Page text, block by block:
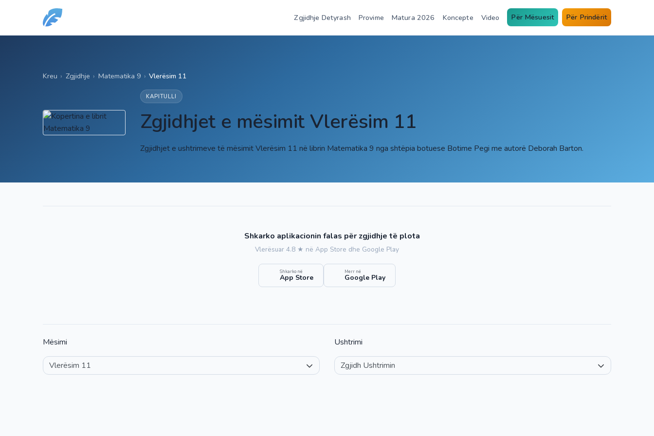
Zgjidhje Detyrash Provime Matura 2026 Koncepte Video Për Mësuesit Për Prindërit
Kreu › Zgjidhje › Matematika 9 › Vlerësim 11
KAPITULLI
Zgjidhjet e mësimit Vlerësim 11
Zgjidhjet e ushtrimeve të mësimit Vlerësim 11 në librin Matematika 9 nga shtëpia botuese Botime Pegi me autorë Deborah Barton.
Shkarko aplikacionin falas për zgjidhje të plota
Vlerësuar 4.8 ★ në App Store dhe Google Play
Shkarko në
App Store
Merr në
Google Play
Mësimi Ushtrimi